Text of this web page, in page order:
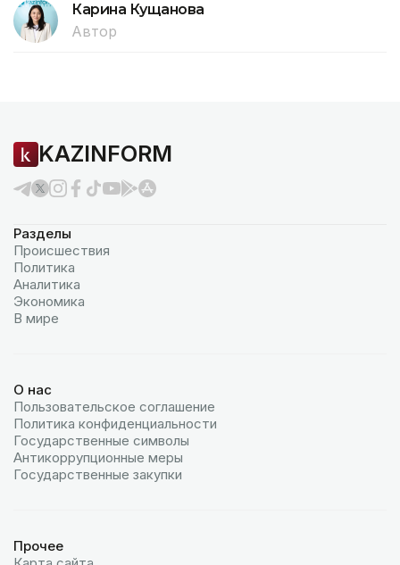
Карина Кущанова
Автор
KAZINFORM
Разделы
Происшествия
Политика
Аналитика
Экономика
В мире
О нас
Пользовательское соглашение
Политика конфиденциальности
Государственные символы
Антикоррупционные меры
Государственные закупки
Прочее